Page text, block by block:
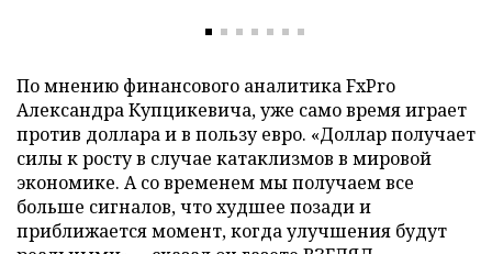
По мнению финансового аналитика FxPro
Александра Купцикевича, уже само время играет
против доллара и в пользу евро. «Доллар получает
силы к росту в случае катаклизмов в мировой
экономике. А со временем мы получаем все
больше сигналов, что худшее позади и
приближается момент, когда улучшения будут